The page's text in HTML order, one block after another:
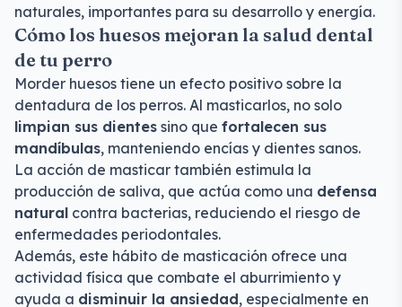
naturales, importantes para su desarrollo y energía.
Cómo los huesos mejoran la salud dental
de tu perro
Morder huesos tiene un efecto positivo sobre la
dentadura de los perros. Al masticarlos, no solo
limpian sus dientes sino que fortalecen sus
mandíbulas, manteniendo encías y dientes sanos.
La acción de masticar también estimula la
producción de saliva, que actúa como una defensa
natural contra bacterias, reduciendo el riesgo de
enfermedades periodontales.
Además, este hábito de masticación ofrece una
actividad física que combate el aburrimiento y
ayuda a disminuir la ansiedad, especialmente en